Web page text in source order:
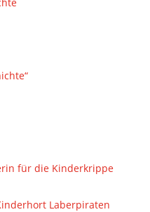
für die Kinderkrippe
Laberpiraten